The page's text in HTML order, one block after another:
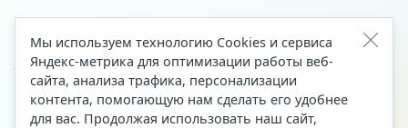
© 2023—2026 Все права защищены.
Адрес
Архангельск, ул. Папанина, д. 19 (вход в здание со стороны
автоцентра «Тойота»)
Мы используем технологию Cookies и сервиса
Яндекс-метрика для оптимизации работы веб-
сайта, анализа трафика, персонализации
контента, помогающую нам сделать его удобнее
для вас. Продолжая использовать наш сайт,